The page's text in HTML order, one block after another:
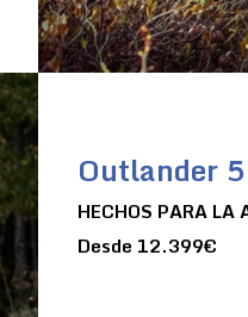
Outlander
HECHOS PARA LA
Desde 12.399€